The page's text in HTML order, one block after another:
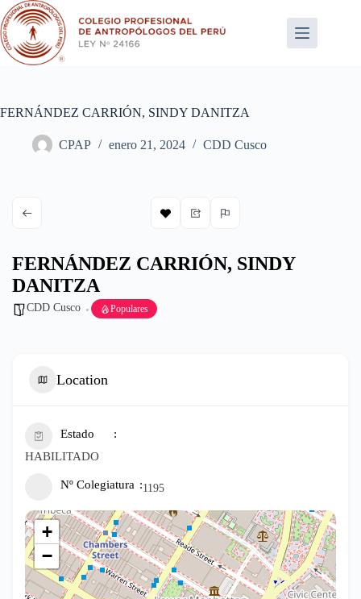
Saltar
al
contenido
FERNÁNDEZ CARRIÓN, SINDY DANITZA
CPAP enero 21, 2024 CDD Cusco
FERNÁNDEZ CARRIÓN, SINDY
DANITZA
CDD Cusco Populares
Location
Estado
HABILITADO
Nº Colegiatura 1195
+
−